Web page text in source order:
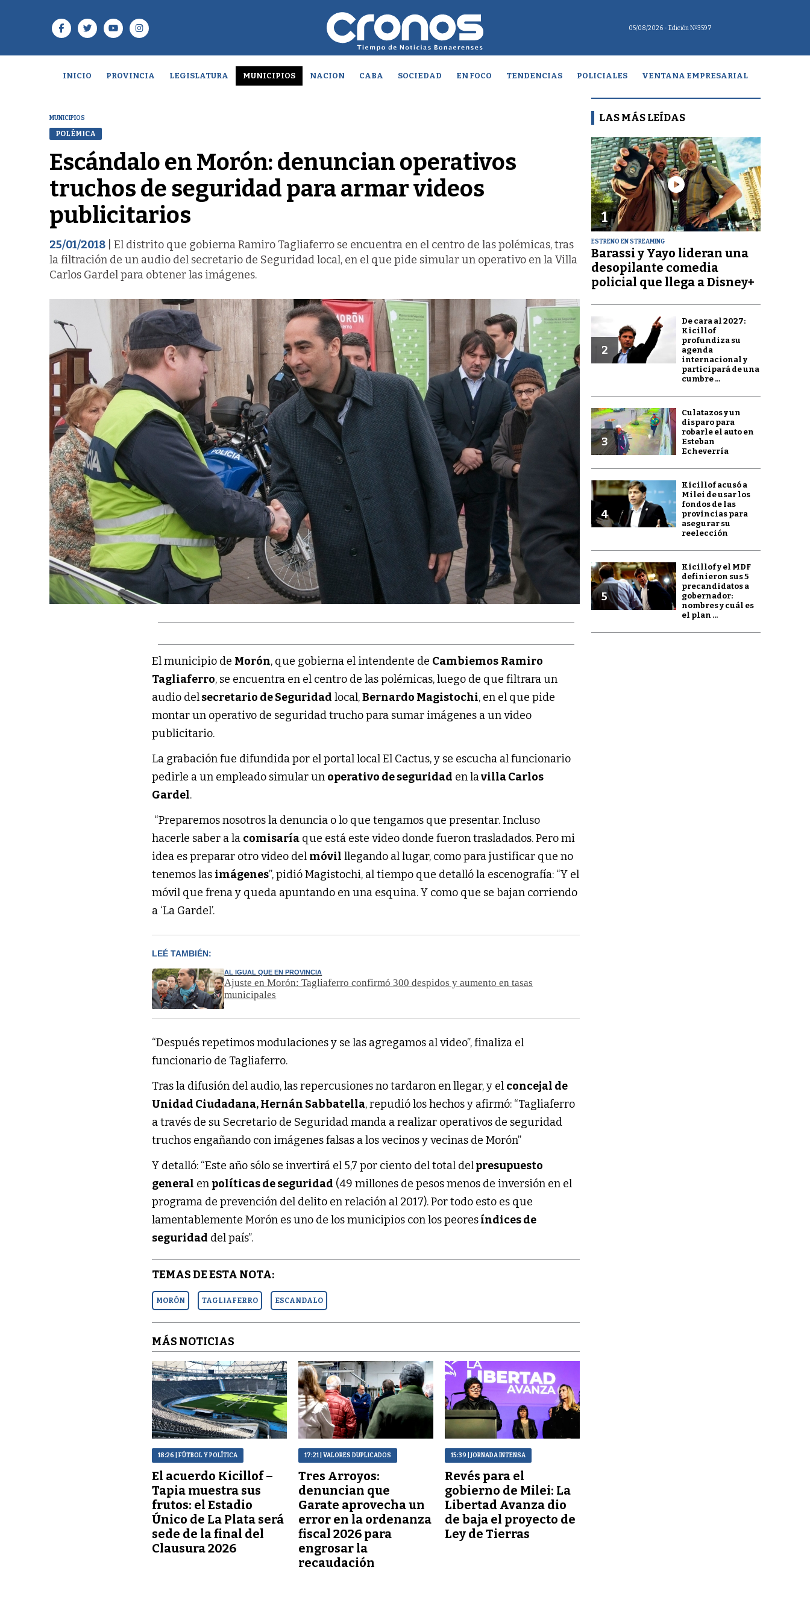
05/08/2026 - Edición Nº3597
INICIO PROVINCIA LEGISLATURA MUNICIPIOS NACION CABA SOCIEDAD EN FOCO TENDENCIAS POLICIALES VENTANA EMPRESARIAL
MUNICIPIOS
POLÉMICA
Escándalo en Morón: denuncian operativos
truchos de seguridad para armar videos
publicitarios
25/01/2018 | El distrito que gobierna Ramiro Tagliaferro se encuentra en el centro de las polémicas, tras
la filtración de un audio del secretario de Seguridad local, en el que pide simular un operativo en la Villa
Carlos Gardel para obtener las imágenes.
El municipio de Morón, que gobierna el intendente de Cambiemos Ramiro
Tagliaferro, se encuentra en el centro de las polémicas, luego de que filtrara un
audio delsecretario de Seguridad local,Bernardo Magistochi, en el que pide
montar un operativo de seguridad trucho para sumar imágenes a un video
publicitario.
La grabación fue difundida por el portal local El Cactus, y se escucha al funcionario
pedirle a un empleado simular un operativo de seguridad en lavilla Carlos
Gardel.
“Preparemos nosotros la denuncia o lo que tengamos que presentar. Incluso
hacerle saber a la comisaría que está este video donde fueron trasladados. Pero mi
idea es preparar otro video del móvil llegando al lugar, como para justificar que no
tenemos las imágenes”, pidió Magistochi, al tiempo que detalló la escenografía: “Y el
móvil que frena y queda apuntando en una esquina. Y como que se bajan corriendo
a ‘La Gardel’.
LEÉ TAMBIÉN:
AL IGUAL QUE EN PROVINCIA
Ajuste en Morón: Tagliaferro confirmó 300 despidos y aumento en tasas
municipales
“Después repetimos modulaciones y se las agregamos al video”, finaliza el
funcionario de Tagliaferro.
Tras la difusión del audio, las repercusiones no tardaron en llegar, y el concejal de
Unidad Ciudadana, Hernán Sabbatella, repudió los hechos y afirmó: “Tagliaferro
a través de su Secretario de Seguridad manda a realizar operativos de seguridad
truchos engañando con imágenes falsas a los vecinos y vecinas de Morón”
Y detalló: “Este año sólo se invertirá el 5,7 por ciento del total delpresupuesto
general en políticas de seguridad (49 millones de pesos menos de inversión en el
programa de prevención del delito en relación al 2017). Por todo esto es que
lamentablemente Morón es uno de los municipios con los peoresíndices de
seguridad del país”.
TEMAS DE ESTA NOTA:
MORÓN TAGLIAFERRO ESCANDALO
MÁS NOTICIAS
18:26 | FÚTBOL Y POLÍTICA
El acuerdo Kicillof –
Tapia muestra sus
frutos: el Estadio
Único de La Plata será
sede de la final del
Clausura 2026
17:21| VALORES DUPLICADOS
Tres Arroyos:
denuncian que
Garate aprovecha un
error en la ordenanza
fiscal 2026 para
engrosar la
recaudación
15:39 | JORNADA INTENSA
Revés para el
gobierno de Milei: La
Libertad Avanza dio
de baja el proyecto de
Ley de Tierras
LAS MÁS LEÍDAS
1
ESTRENO EN STREAMING
Barassi y Yayo lideran una
desopilante comedia
policial que llega a Disney+
2
De cara al 2027:
Kicillof
profundiza su
agenda
internacional y
participará de una
cumbre ...
3
Culatazos y un
disparo para
robarle el auto en
Esteban
Echeverría
4
Kicillof acusó a
Milei de usar los
fondos de las
provincias para
asegurar su
reelección
5
Kicillof y el MDF
definieron sus 5
precandidatos a
gobernador:
nombres y cuál es
el plan ...